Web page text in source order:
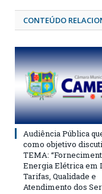
CONTEÚDO
Audiência Pública
como objetivo
TEMA:
Energia Elétrica em
Tarifas, Qualidade e
Atendimento dos